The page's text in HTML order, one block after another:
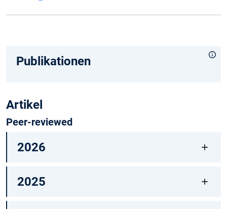
Publikationen
Artikel
Peer-reviewed
2026
2025